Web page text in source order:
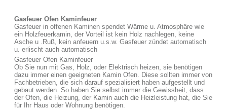
Gasfeuer Ofen Kaminfeuer
Gasfeuer in offenen Kaminen spendet Wärme u. Atmosphäre wie
ein Holzfeuerkamin, der Vorteil ist kein Holz nachlegen, keine
Asche u .Ruß, kein anfeuern u.s.w. Gasfeuer zündet automatisch
u. erlischt auch automatisch
Gasfeuer Ofen Kaminfeuer
Ob Sie nun mit Gas, Holz, oder Elektrisch heizen, sie benötigen
dazu immer einen geeigneten Kamin Ofen. Diese sollten immer von
Fachbetrieben, die sich darauf spezialisiert haben aufgestellt und
gebaut werden. So haben Sie selbst immer die Gewissheit, dass
der Ofen, die Heizung, der Kamin auch die Heizleistung hat, die Sie
für Ihr Haus oder Wohnung benötigen.